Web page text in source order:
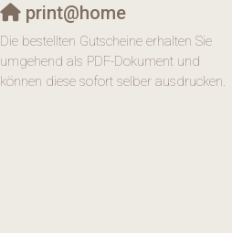
print@home
Die bestellten Gutscheine erhalten Sie
umgehend als PDF-Dokument und
können diese sofort selber ausdrucken.